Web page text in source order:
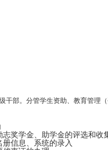
干部。分管学生资助、教育管理
志奖学金、助学金的评选和收
册信息、系统的录入